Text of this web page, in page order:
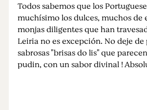
Todos sabemos que los
muchísimo los dulces, muchos de
monjas diligentes que han
Leiria no es excepción. No deje de
sabrosas "brisas do lis" que
pudin, con un sabor divinal !